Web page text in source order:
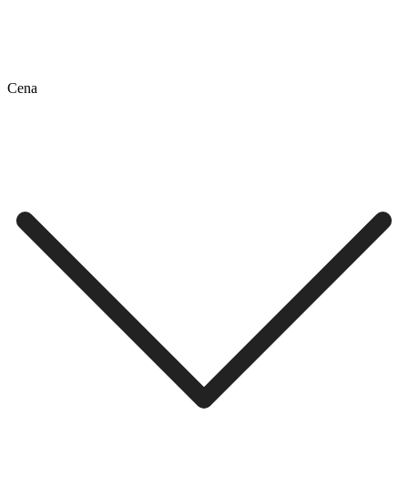
Cena